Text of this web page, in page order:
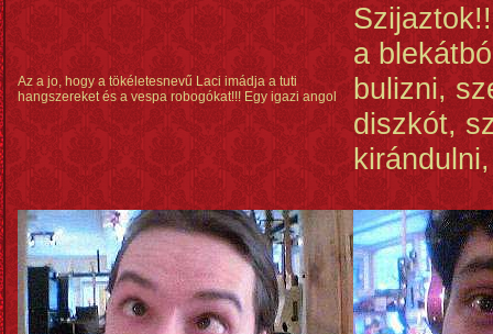
Az a jo, hogy a tökéletesnevű Laci imádja a tuti
hangszereket és a vespa robogókat!!! Egy igazi angol
a
bulizni,
diszkót,